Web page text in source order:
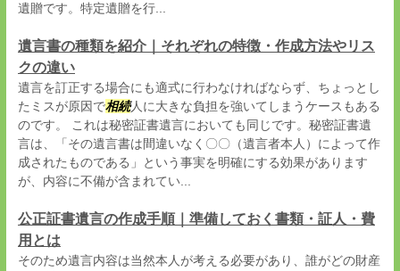
遺贈です。特定遺贈を行...
遺言書の種類を紹介｜それぞれの特徴・作成方法やリス
クの違い
遺言を訂正する場合にも適式に行わなければならず、ちょっとし
たミスが原因で相続人に大きな負担を強いてしまうケースもある
のです。 これは秘密証書遺言においても同じです。秘密証書遺
言は、「その遺言書は間違いなく〇〇（遺言者本人）によって作
成されたものである」という事実を明確にする効果があります
が、内容に不備が含まれてい...
公正証書遺言の作成手順｜準備しておく書類・証人・費
用とは
そのため遺言内容は当然本人が考える必要があり、誰がどの財産